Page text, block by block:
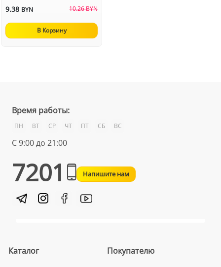
9.38 BYN 10.26 BYN
В Корзину
Время работы:
ПН ВТ СР ЧТ ПТ СБ ВС
С 9:00 до 21:00
7201 Напишите нам
Каталог Покупателю